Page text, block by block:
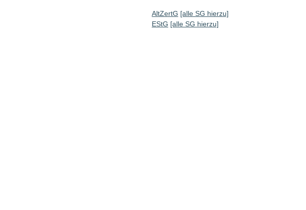
AltZertG [alle SG hierzu]
EStG [alle SG hierzu]